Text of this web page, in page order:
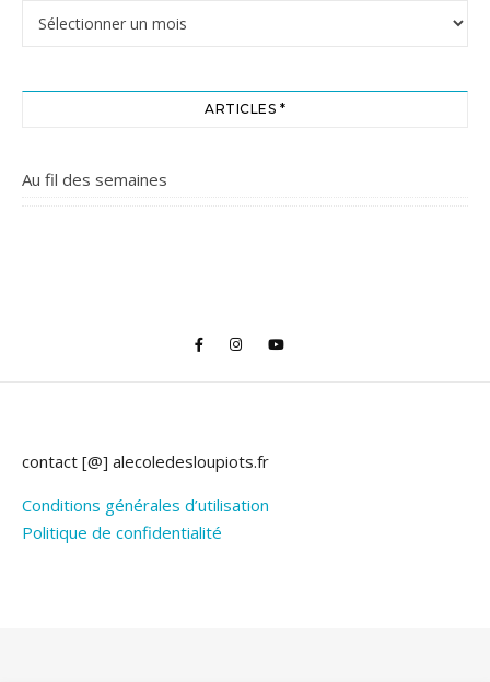
ARTICLES *
Au fil des semaines
contact [@] alecoledesloupiots.fr
Conditions générales d’utilisation
Politique de confidentialité